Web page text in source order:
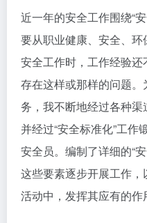
近一年的安全工作围绕“
要从职业健康、安全、
安全工作时，工作经验
存在这样或那样的问题
务，我不断地经过各种渠
并经过“安全标准化”工作
安全员。编制了详细的“
这些要素逐步开展工作
活动中，发挥其应有的作